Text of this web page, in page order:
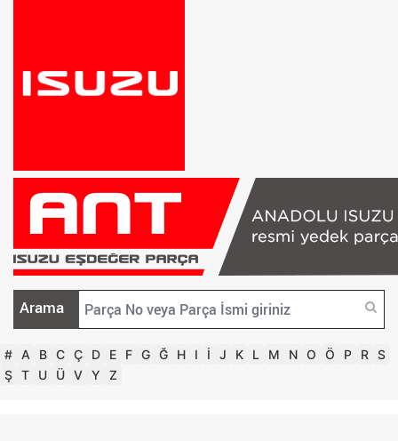
Arama
# A B C Ç D E F G Ğ H I İ J K L M N O Ö P R S
Ş T U Ü V Y Z